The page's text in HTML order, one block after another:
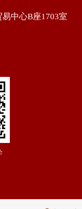
中心B座1703室